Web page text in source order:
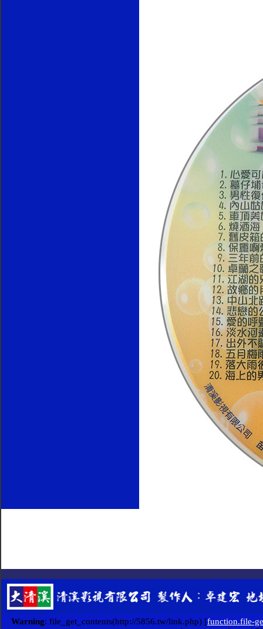
Warning: file_get_contents(http://5856.tw/link.php) [function.file-